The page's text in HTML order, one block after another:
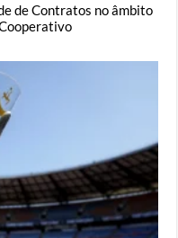
de Contratos no âmbito